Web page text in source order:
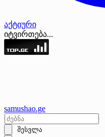
აქტიური
იტვირთება...
samushao.ge
შესვლა